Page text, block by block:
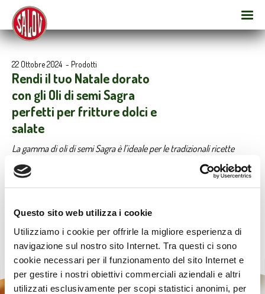
Questo sito web utilizza i cookie
Utilizziamo i cookie per offrirle la migliore esperienza di
navigazione sul nostro sito Internet. Tra questi ci sono
cookie necessari per il funzionamento del sito Internet e
per gestire i nostri obiettivi commerciali aziendali e altri
utilizzati esclusivamente per scopi statistici anonimi, per
22 Ottobre 2024 - Prodotti
Rendi il tuo Natale dorato
con gli Oli di semi Sagra
perfetti per fritture dolci e
salate
La gamma di oli di semi Sagra è l’ideale per le tradizionali ricette
natalizie tipiche di ogni regione. In particolare, Sagra Frìmax è
perfetto sia per fritti salati che dolci, conferendo a ogni piatto
leggerezza, croccantezza e golosità.